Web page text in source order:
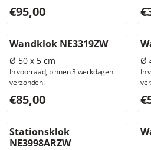
Prijs: 95,00, exclusief btw: 78,51
€95,00
Wandklok NE3319ZW
Ø 50 x 5 cm
In voorraad, binnen 3 werkdagen
verzonden.
Prijs: 85,00, exclusief btw: 70,25
€85,00
Ø
In
Stationsklok
NE3998ARZW